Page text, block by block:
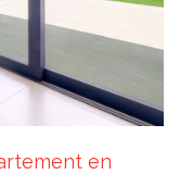
en